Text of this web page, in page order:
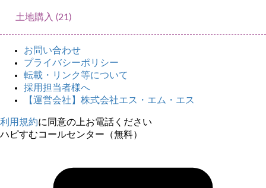
土地購入 (21)
お問い合わせ
プライバシーポリシー
転載・リンク等について
採用担当者様へ
【運営会社】株式会社エス・エム・エス
利用規約に同意の上お電話ください
ハピすむコールセンター（無料）